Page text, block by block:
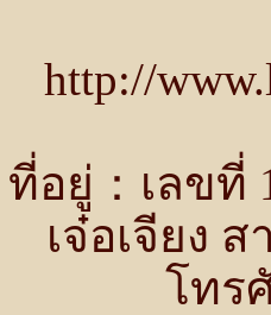
http://
ที่อยู่：เลข
เจ๋อเจียง
โทร